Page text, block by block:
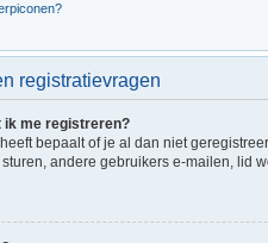
registratievragen
ik me registreren?
bepaalt of je al dan niet
andere gebruikers e-mailen, lid